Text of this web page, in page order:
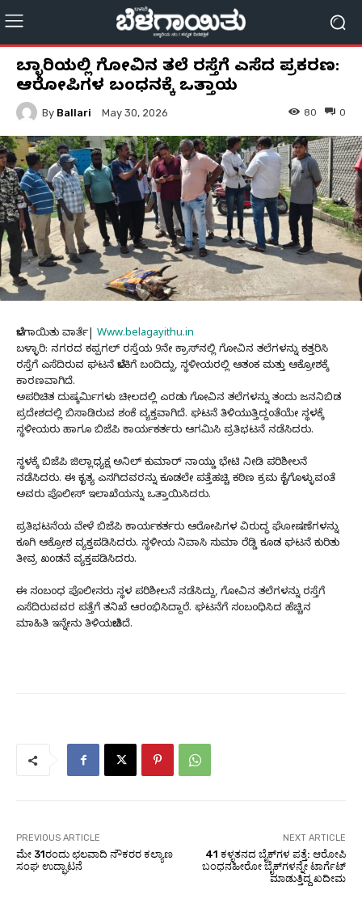
ಬಳ್ಳಾರಿಯಲ್ಲಿ ಗೋವಿನ ತಲೆ ರಸ್ತೆಗೆ ಎಸೆದ ಪ್ರಕರಣ:
ಆರೋಪಿಗಳ ಬಂಧನಕ್ಕೆ ಒತ್ತಾಯ
By Ballari May 30, 2026 0
80
ಬೆಳಗಾಯಿತು ವಾರ್ತೆ| Www.belagayithu.in
ಬಳ್ಳಾರಿ: ನಗರದ ಕಪ್ಪಗಲ್ ರಸ್ತೆಯ 9ನೇ ಕ್ರಾಸ್‌ನಲ್ಲಿ ಗೋವಿನ ತಲೆಗಳನ್ನು ಕತ್ತರಿಸಿ
ರಸ್ತೆಗೆ ಎಸೆದಿರುವ ಘಟನೆ ಬೆಳಕಿಗೆ ಬಂದಿದ್ದು, ಸ್ಥಳೀಯರಲ್ಲಿ ಆತಂಕ ಮತ್ತು ಆಕ್ರೋಶಕ್ಕೆ
ಕಾರಣವಾಗಿದೆ.
ಅಪರಿಚಿತ ದುಷ್ಕರ್ಮಿಗಳು ಚೀಲದಲ್ಲಿ ಎರಡು ಗೋವಿನ ತಲೆಗಳನ್ನು ತಂದು ಜನನಿಬಿಡ
ಪ್ರದೇಶದಲ್ಲಿ ಬಿಸಾಡಿರುವ ಶಂಕೆ ವ್ಯಕ್ತವಾಗಿದೆ. ಘಟನೆ ತಿಳಿಯುತ್ತಿದ್ದಂತೆಯೇ ಸ್ಥಳಕ್ಕೆ
ಸ್ಥಳೀಯರು ಹಾಗೂ ಬಿಜೆಪಿ ಕಾರ್ಯಕರ್ತರು ಆಗಮಿಸಿ ಪ್ರತಿಭಟನೆ ನಡೆಸಿದರು.
ಸ್ಥಳಕ್ಕೆ ಬಿಜೆಪಿ ಜಿಲ್ಲಾಧ್ಯಕ್ಷ ಅನಿಲ್ ಕುಮಾರ್ ನಾಯ್ಡು ಭೇಟಿ ನೀಡಿ ಪರಿಶೀಲನೆ
ನಡೆಸಿದರು. ಈ ಕೃತ್ಯ ಎಸಗಿದವರನ್ನು ಕೂಡಲೇ ಪತ್ತೆಹಚ್ಚಿ ಕಠಿಣ ಕ್ರಮ ಕೈಗೊಳ್ಳುವಂತೆ
ಅವರು ಪೊಲೀಸ್ ಇಲಾಖೆಯನ್ನು ಒತ್ತಾಯಿಸಿದರು.
ಪ್ರತಿಭಟನೆಯ ವೇಳೆ ಬಿಜೆಪಿ ಕಾರ್ಯಕರ್ತರು ಆರೋಪಿಗಳ ವಿರುದ್ಧ ಘೋಷಣೆಗಳನ್ನು
ಕೂಗಿ ಆಕ್ರೋಶ ವ್ಯಕ್ತಪಡಿಸಿದರು. ಸ್ಥಳೀಯ ನಿವಾಸಿ ಸುಮಾ ರೆಡ್ಡಿ ಕೂಡ ಘಟನೆ ಕುರಿತು
ತೀವ್ರ ಖಂಡನೆ ವ್ಯಕ್ತಪಡಿಸಿದರು.
ಈ ಸಂಬಂಧ ಪೊಲೀಸರು ಸ್ಥಳ ಪರಿಶೀಲನೆ ನಡೆಸಿದ್ದು, ಗೋವಿನ ತಲೆಗಳನ್ನು ರಸ್ತೆಗೆ
ಎಸೆದಿರುವವರ ಪತ್ತೆಗೆ ತನಿಖೆ ಆರಂಭಿಸಿದ್ದಾರೆ. ಘಟನೆಗೆ ಸಂಬಂಧಿಸಿದ ಹೆಚ್ಚಿನ
ಮಾಹಿತಿ ಇನ್ನೇನು ತಿಳಿಯಬೇಕಿದೆ.
PREVIOUS ARTICLE
ಮೇ 31ರಂದು ಛಲವಾದಿ ನೌಕರರ ಕಲ್ಯಾಣ
ಸಂಘ ಉದ್ಘಾಟನೆ
NEXT ARTICLE
41 ಕಳ್ಳತನದ ಬೈಕ್‌ಗಳ ಪತ್ತೆ: ಆರೋಪಿ
ಬಂಧನಹೀರೋ ಬೈಕ್‌ಗಳನ್ನೇ ಟಾರ್ಗೆಟ್
ಮಾಡುತ್ತಿದ್ದ ಖದೀಮ